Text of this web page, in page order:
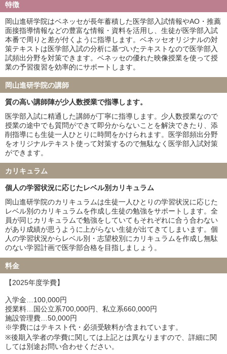
私立大学
順天堂大学 1名
関西医科大学 2名
自治医科大学 1名
産業医科大学 2名
藤田医科大学 1名
福岡大学 2名
特徴
岡山進研学院はベネッセが長年蓄積した医学部入試情報やAO・推薦
面接指導情報などの豊富な情報・資料を活用し、生徒が医学部入試
本番で周りと差が付くように指導します。ベネッセオリジナルの対
策テキストは医学部入試の分析に基づいたテキストなので医学部入
試頻出分野を対策できます。ベネッセの優れた映像授業を使って授
業の予習復習を効率的にサポートします。
岡山進研学院の講師
質の高い講師陣が少人数授業で指導します。
医学部入試に精通した講師が丁寧に指導します。少人数授業なので
授業の途中でも質問ができて即分からないことを解決できたり、添
削指導にも生徒一人ひとりに時間をかけられます。医学部頻出分野
をオリジナルテキスト使って対策するので無駄なく医学部入試対策
ができます。
カリキュラム
個人の学習状況に応じたレベル別カリキュラム
岡山進研学院のカリキュラムは生徒一人ひとりの学習状況に応じた
レベル別のカリキュラムを作成し生徒の勉強をサポートします。全
員が同じカリキュラムで勉強をしていてもそれぞれに合う合わない
があり成績が思うように上がらない生徒が出てきてしまいます。個
人の学習状況からレベル別・志望校別にカリキュラムを作成し無駄
のない学習計画で医学部合格を目指しましょう。
料金
【2025年度学費】
入学金…100,000円
授業料…国公立系700,000円、私立系660,000円
施設管理費…50,000円
※学費にはテキスト代・必須受験料が含まれています。
※後期入学者の学費に関しては上記とは異なりますので、詳細に関
しては別途お問い合わせください。